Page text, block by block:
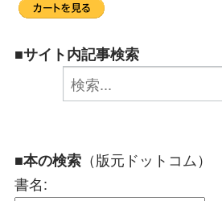
■サイト内記事検索
■本の検索 （版元ドットコム）
書名: